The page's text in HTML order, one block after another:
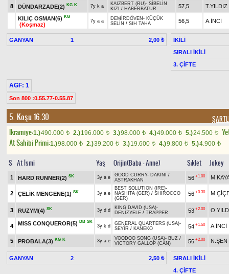
8 DÜNDARZADE(2) KG K 7y k a KAIZBERT (RU)- SİBELİN
KIZI / HABERBATUR 57,5
T.YILDIZ
KILIÇ OSMAN(6) KG
(Koşmaz)
7y a a DEMİRDÖVEN - KÜÇÜK
SELİN / SIH TAHA 56,5 A.İNCİ
GANYAN 1 2,00 ₺
İKİLİ
SIRALI İKİLİ
3. ÇİFTE
AGF: 1
Son 800 :0.55.77-0.55.87
5. Koşu 16.30
Ikramiye:1.)490.000 t 2.)196.000 t 3.)98.000 t 4.)49.000 t 5.)24.500 t
At Sahibi Primi:1.)98.000 t 2.)39.200 t 3.)19.600 t 4.)9.800 t 5.)4.900 t
S At İsmi Yaş Orijin(Baba - Anne) Sıklet Jokey
1 HARD RUNNER(2) SK 3y a e GOOD CURRY- DAKİNİ
/
ASTRAKHAN
56 +1.00
2 ÇELİK MENGENE(1) SK 3y a e
BEST SOLUTION (IRE)-
NASHITA (GER) / SHIROCCO
(GER)
56 +0.30
3 RUZYM(4) SK 3y d d KING DAVID (USA)-
DENİZYELE / TRAPPER 53 +2.00
4 MISS CONQUEROR(5) DB SK
3y k d GENERAL QUARTERS (USA)-
SEYİR / KANEKO 54 +1.50 A.İNCİ
5 PROBALA(3) KG K 3y a e VOODOO SONG (USA)- BUZ /
VICTORY GALLOP (CAN)
56 +2.00 N.ŞEN
GANYAN 2 2,50 ₺
SIRALI İKİLİ
4. ÇİFTE